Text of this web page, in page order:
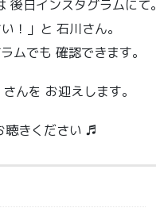
日インスタグラムにて。
！」と 石川さん。
ムでも 確認できます。
んを お迎えします。
聴きください ♬